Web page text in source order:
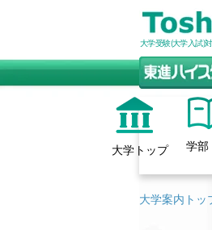
大学受験(大学入試)
大学トップ 学部
大学案内トッ